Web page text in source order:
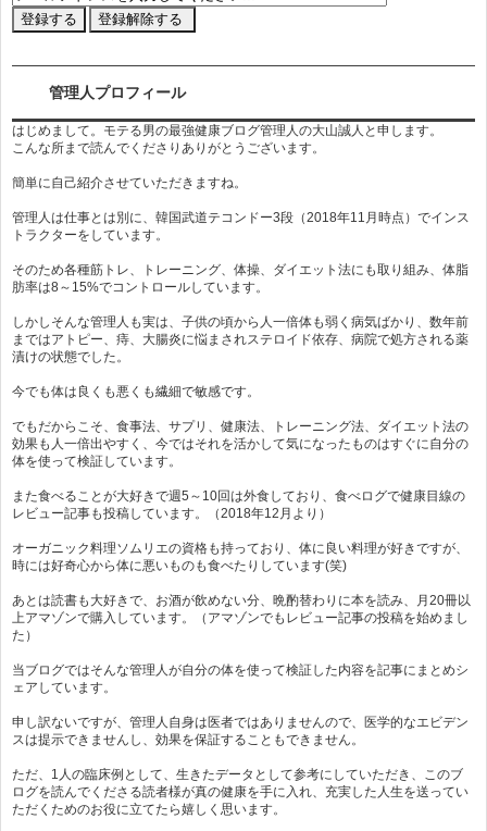
管理人プロフィール
はじめまして。モテる男の最強健康ブログ管理人の大山誠人と申します。
こんな所まで読んでくださりありがとうございます。
簡単に自己紹介させていただきますね。
管理人は仕事とは別に、韓国武道テコンドー3段（2018年11月時点）でインス
トラクターをしています。
そのため各種筋トレ、トレーニング、体操、ダイエット法にも取り組み、体脂
肪率は8～15%でコントロールしています。
しかしそんな管理人も実は、子供の頃から人一倍体も弱く病気ばかり、数年前
まではアトピー、痔、大腸炎に悩まされステロイド依存、病院で処方される薬
漬けの状態でした。
今でも体は良くも悪くも繊細で敏感です。
でもだからこそ、食事法、サプリ、健康法、トレーニング法、ダイエット法の
効果も人一倍出やすく、今ではそれを活かして気になったものはすぐに自分の
体を使って検証しています。
また食べることが大好きで週5～10回は外食しており、食べログで健康目線の
レビュー記事も投稿しています。（2018年12月より）
オーガニック料理ソムリエの資格も持っており、体に良い料理が好きですが、
時には好奇心から体に悪いものも食べたりしています(笑)
あとは読書も大好きで、お酒が飲めない分、晩酌替わりに本を読み、月20冊以
上アマゾンで購入しています。（アマゾンでもレビュー記事の投稿を始めまし
た）
当ブログではそんな管理人が自分の体を使って検証した内容を記事にまとめシ
ェアしています。
申し訳ないですが、管理人自身は医者ではありませんので、医学的なエビデン
スは提示できませんし、効果を保証することもできません。
ただ、1人の臨床例として、生きたデータとして参考にしていただき、このブ
ログを読んでくださる読者様が真の健康を手に入れ、充実した人生を送ってい
ただくためのお役に立てたら嬉しく思います。